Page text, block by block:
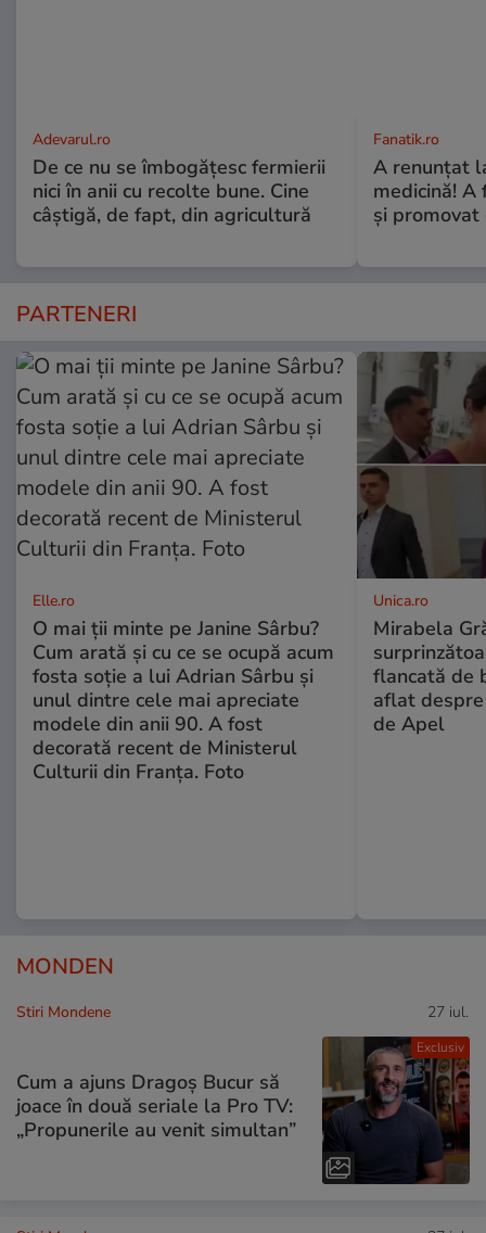
Adevarul.ro
De ce nu se îmbogățesc fermierii
nici în anii cu recolte bune. Cine
câștigă, de fapt, din agricultură
Fanatik.ro
A renunțat
medicină! A
și promovat
PARTENERI
Elle.ro
O mai ții minte pe Janine Sârbu?
Cum arată și cu ce se ocupă acum
fosta soție a lui Adrian Sârbu și
unul dintre cele mai apreciate
modele din anii 90. A fost
decorată recent de Ministerul
Culturii din Franța. Foto
Unica.ro
Mirabela
flancată de
aflat
de Apel
MONDEN
Exclusiv
Stiri Mondene 27 iul.
Cum a ajuns Dragoș Bucur să
joace în două seriale la Pro TV:
„Propunerile au venit simultan”